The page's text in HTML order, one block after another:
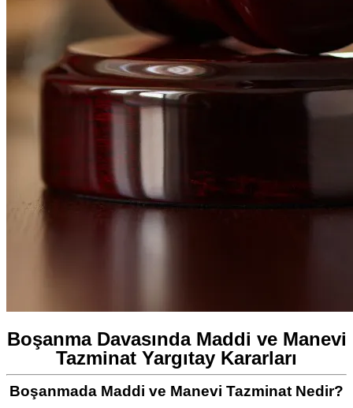
Boşanma Davasında Maddi ve Manevi
Tazminat Yargıtay Kararları
Boşanmada Maddi ve Manevi Tazminat Nedir?